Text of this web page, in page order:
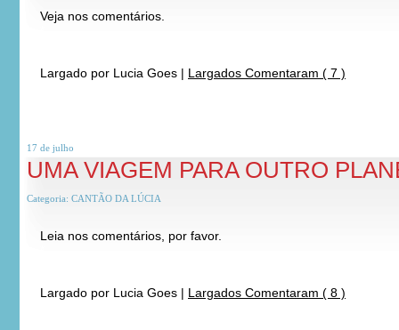
Veja nos comentários.
Largado por Lucia Goes | Largados Comentaram ( 7 )
17 de julho
UMA VIAGEM PARA OUTRO
Categoria: CANTÃO DA LÚCIA
Leia nos comentários, por favor.
Largado por Lucia Goes | Largados Comentaram ( 8 )